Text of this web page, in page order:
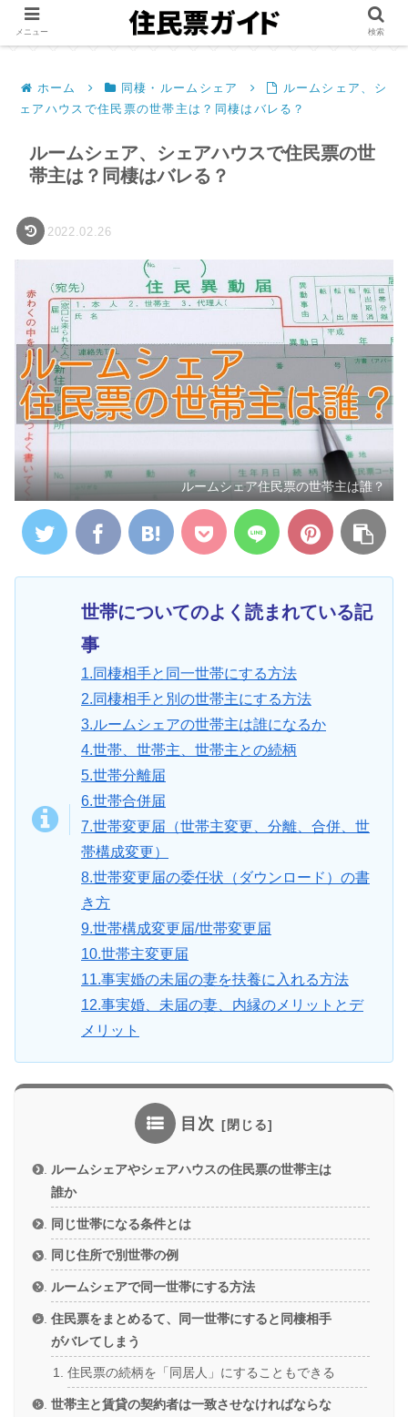
ホーム 同棲・ルームシェア
ルームシェア、シ
ェアハウスで住民票の世帯主は？同棲はバレる？
ルームシェア、シェアハウスで住民票の世
帯主は？同棲はバレる？
2022.02.26
ルームシェア住民票の世帯主は誰？
世帯についてのよく読まれている記
事
1.同棲相手と同一世帯にする方法
2.同棲相手と別の世帯主にする方法
3.ルームシェアの世帯主は誰になるか
4.世帯、世帯主、世帯主との続柄
5.世帯分離届
6.世帯合併届
7.世帯変更届（世帯主変更、分離、合併、世
帯構成変更）
8.世帯変更届の委任状（ダウンロード）の書
き方
9.世帯構成変更届/世帯変更届
10.世帯主変更届
11.事実婚の未届の妻を扶養に入れる方法
12.事実婚、未届の妻、内縁のメリットとデ
メリット
目次
ルームシェアやシェアハウスの住民票の世帯主は
誰か
同じ世帯になる条件とは
同じ住所で別世帯の例
ルームシェアで同一世帯にする方法
住民票をまとめるて、同一世帯にすると同棲相手
がバレてしまう
住民票の続柄を「同居人」にすることもできる
世帯主と賃貸の契約者は一致させなければならな
メニュー 検索